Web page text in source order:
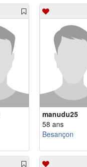
manudu25
58 ans
Besançon